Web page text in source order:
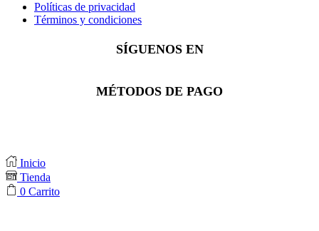
Políticas de privacidad
Términos y condiciones
SÍGUENOS EN
Facebook
Instagram
Whatsapp
MÉTODOS DE PAGO
Inicio
Tienda
0 Carrito